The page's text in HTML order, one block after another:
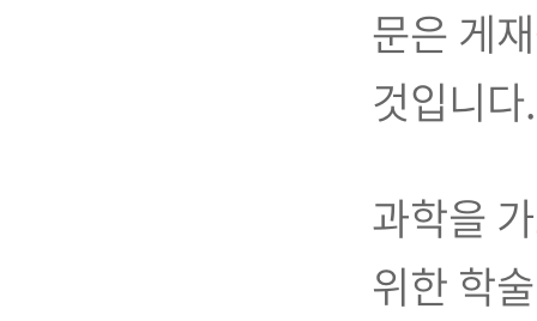
문은 게
것입니다.
과학을
위한 학